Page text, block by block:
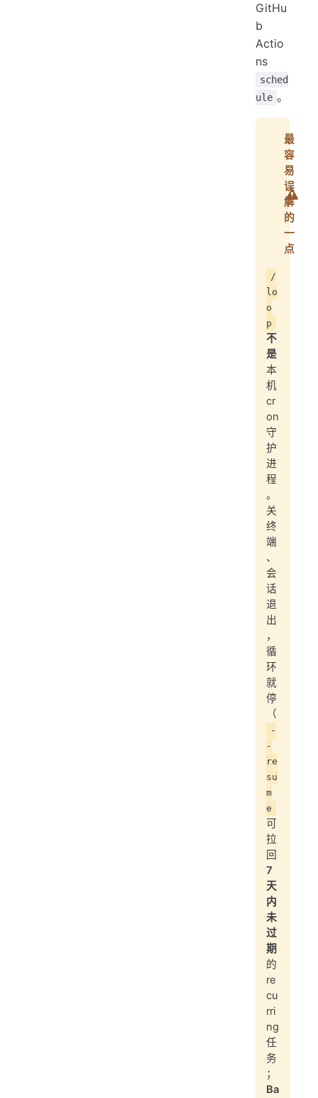
GitHu
b
Actio
ns
sched
ule 。
最
容
易
误
解
的
一
点
/
lo
o
p
不
是
本
机
cr
on
守
护
进
程
。
关
终
端
、
会
话
退
出
，
循
环
就
停
（
-
-
re
su
m
e
可
拉
回
7
天
内
未
过
期
的
re
cu
rri
ng
任
务
；
Ba